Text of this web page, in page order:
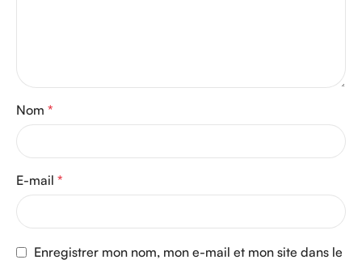
Nom *
E-mail *
Enregistrer mon nom, mon e-mail et mon site dans le